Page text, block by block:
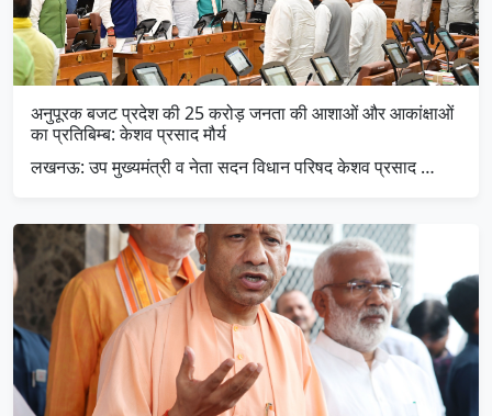
अनुपूरक बजट प्रदेश की 25 करोड़ जनता की आशाओं और आकांक्षाओं
का प्रतिबिम्ब: केशव प्रसाद मौर्य
लखनऊ: उप मुख्यमंत्री व नेता सदन विधान परिषद केशव प्रसाद …